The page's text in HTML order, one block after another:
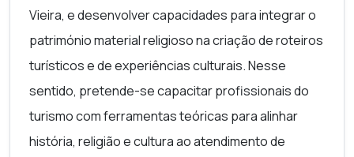
formação propõe ferramentas teóricas para
integrar a riqueza do legado vieirino no
desenvolvimento de experiências turísticas e
culturais.
GUIA DE CURSO
Vieira, e desenvolver capacidades para integrar o
património material religioso na criação de roteiros
turísticos e de experiências culturais. Nesse
sentido, pretende-se capacitar profissionais do
turismo com ferramentas teóricas para alinhar
história, religião e cultura ao atendimento de